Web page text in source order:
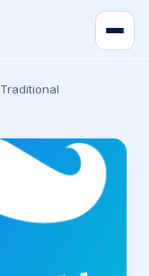
Traditional